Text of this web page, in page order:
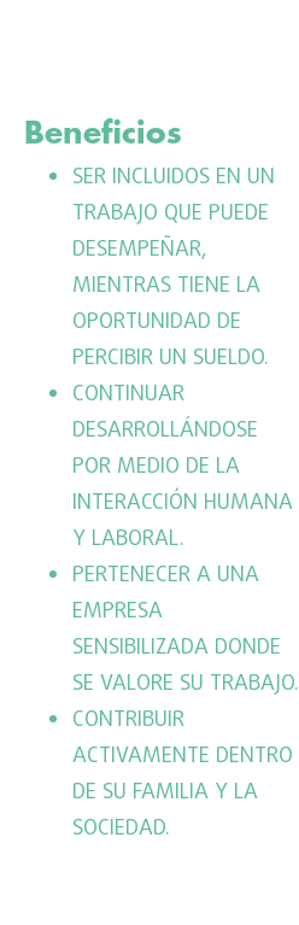
Beneficios
SER INCLUIDOS EN UN
TRABAJO QUE PUEDE
DESEMPEÑAR,
MIENTRAS TIENE LA
OPORTUNIDAD DE
PERCIBIR UN SUELDO.
CONTINUAR
DESARROLLÁNDOSE
POR MEDIO DE LA
INTERACCIÓN HUMANA
Y LABORAL.
PERTENECER A UNA
EMPRESA
SENSIBILIZADA DONDE
SE VALORE SU TRABAJO.
CONTRIBUIR
ACTIVAMENTE DENTRO
DE SU FAMILIA Y LA
SOCIEDAD.